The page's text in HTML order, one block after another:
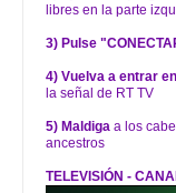
libres en la parte
3) Pulse
4) Vuelva a entrar
la señal de RT TV
5) Maldiga a los
ancestros
TELEVISIÓN -